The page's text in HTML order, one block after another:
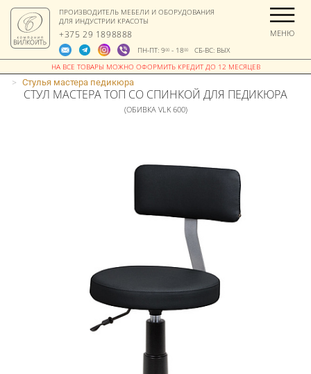
ПРОИЗВОДИТЕЛЬ МЕБЕЛИ И ОБОРУДОВАНИЯ
ДЛЯ ИНДУСТРИИ КРАСОТЫ
+375 29 1898888
ПН-ПТ: 900- 1800СБ-ВС: ВЫХ
МЕНЮ
> Стулья мастера педикюра
СТУЛ МАСТЕРА ТОП СО СПИНКОЙ ДЛЯ ПЕДИКЮРА
(ОБИВКА VLK 600)